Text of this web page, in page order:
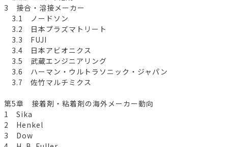
3 接合・溶接メーカー
3.1 ノードソン
3.2 日本プラズマトリート
3.3 FUJI
3.4 日本アビオニクス
3.5 武蔵エンジニアリング
3.6 ハーマン・ウルトラソニック・ジャパン
3.7 佐竹マルチミクス
第5章 接着剤・粘着剤の海外メーカー動向
1 Sika
2 Henkel
3 Dow